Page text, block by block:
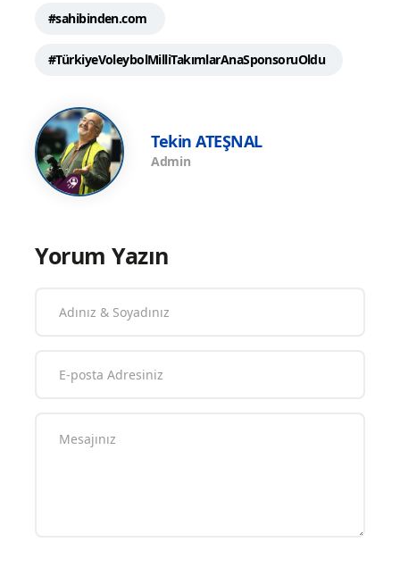
#sahibinden.com
#TürkiyeVoleybolMilliTakımlarAnaSponsoruOldu
Tekin ATEŞNAL
Admin
Yorum Yazın